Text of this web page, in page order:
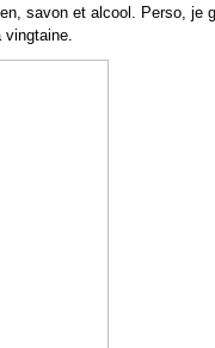
savon et alcool. Perso, je